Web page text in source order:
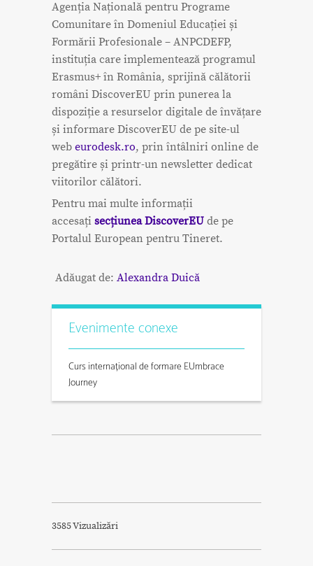
Agenția Națională pentru Programe
Comunitare în Domeniul Educației și
Formării Profesionale – ANPCDEFP,
instituția care implementează programul
Erasmus+ în România, sprijină călătorii
români DiscoverEU prin punerea la
dispoziție a resurselor digitale de învățare
și informare DiscoverEU de pe site-ul
web eurodesk.ro, prin întâlniri online de
pregătire și printr-un newsletter dedicat
viitorilor călători.
Pentru mai multe informații
accesați secțiunea DiscoverEU de pe
Portalul European pentru Tineret.
Adăugat de: Alexandra Duică
Evenimente conexe
Curs internațional de formare EUmbrace
Journey
3585 Vizualizări